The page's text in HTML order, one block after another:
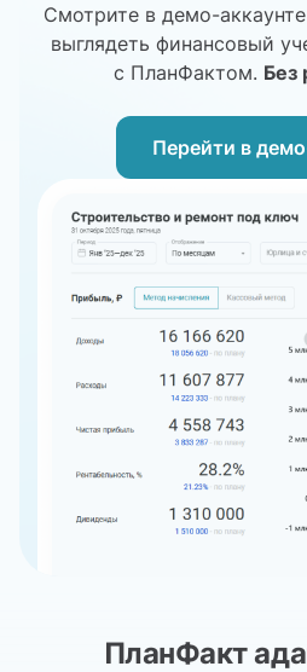
Смотрите в демо-
выглядеть финансовый
с ПланФактом. Без
Перейти в
ПланФакт